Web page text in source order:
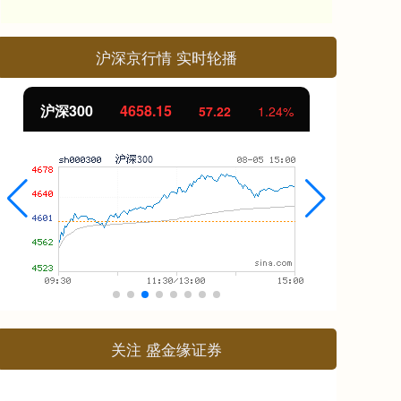
沪深京行情 实时轮播
北证50 1119.46 25.97 2.38%
关注 盛金缘证券